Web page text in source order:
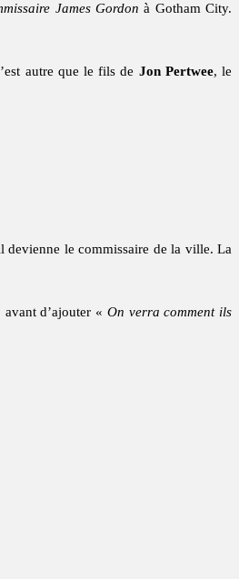
James Gordon à Gotham City.
autre que le fils de Jon Pertwee, le
devienne le commissaire de la ville. La
avant d’ajouter « On verra comment ils